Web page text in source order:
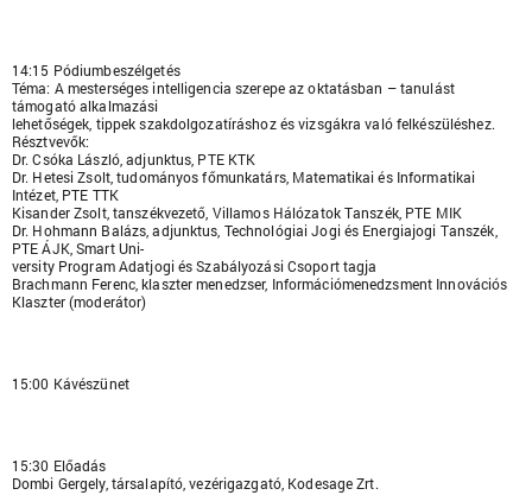
14:15 Pódiumbeszélgetés
Téma: A mesterséges intelligencia szerepe az oktatásban – tanulást
támogató alkalmazási
lehetőségek, tippek szakdolgozatíráshoz és vizsgákra való felkészüléshez.
Résztvevők:
Dr. Csóka László, adjunktus, PTE KTK
Dr. Hetesi Zsolt, tudományos főmunkatárs, Matematikai és Informatikai
Intézet, PTE TTK
Kisander Zsolt, tanszékvezető, Villamos Hálózatok Tanszék, PTE MIK
Dr. Hohmann Balázs, adjunktus, Technológiai Jogi és Energiajogi Tanszék,
PTE ÁJK, Smart Uni-
versity Program Adatjogi és Szabályozási Csoport tagja
Brachmann Ferenc, klaszter menedzser, Információmenedzsment Innovációs
Klaszter (moderátor)
15:00 Kávészünet
15:30 Előadás
Dombi Gergely, társalapító, vezérigazgató, Kodesage Zrt.